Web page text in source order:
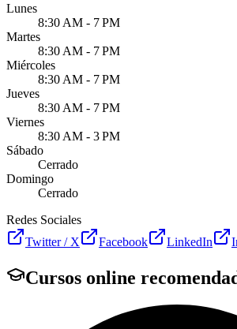
Lunes
8:30 AM - 7 PM
Martes
8:30 AM - 7 PM
Miércoles
8:30 AM - 7 PM
Jueves
8:30 AM - 7 PM
Viernes
8:30 AM - 3 PM
Sábado
Cerrado
Domingo
Cerrado
Redes Sociales
Twitter / X
Facebook LinkedIn
Cursos online